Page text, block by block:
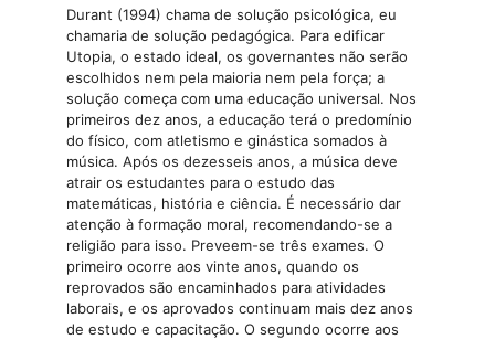
Durant (1994) chama de solução psicológica, eu
chamaria de solução pedagógica. Para edificar
Utopia, o estado ideal, os governantes não serão
escolhidos nem pela maioria nem pela força; a
solução começa com uma educação universal. Nos
primeiros dez anos, a educação terá o predomínio
do físico, com atletismo e ginástica somados à
música. Após os dezesseis anos, a música deve
atrair os estudantes para o estudo das
matemáticas, história e ciência. É necessário dar
atenção à formação moral, recomendando-se a
religião para isso. Preveem-se três exames. O
primeiro ocorre aos vinte anos, quando os
reprovados são encaminhados para atividades
laborais, e os aprovados continuam mais dez anos
de estudo e capacitação. O segundo ocorre aos